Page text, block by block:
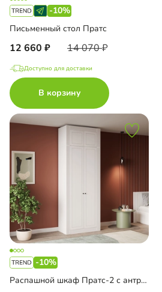
-10%
Письменный стол Пратс
12 660 14 070
Доступно для доставки
В корзину
-10%
Распашной шкаф Пратс-2 с антресолью